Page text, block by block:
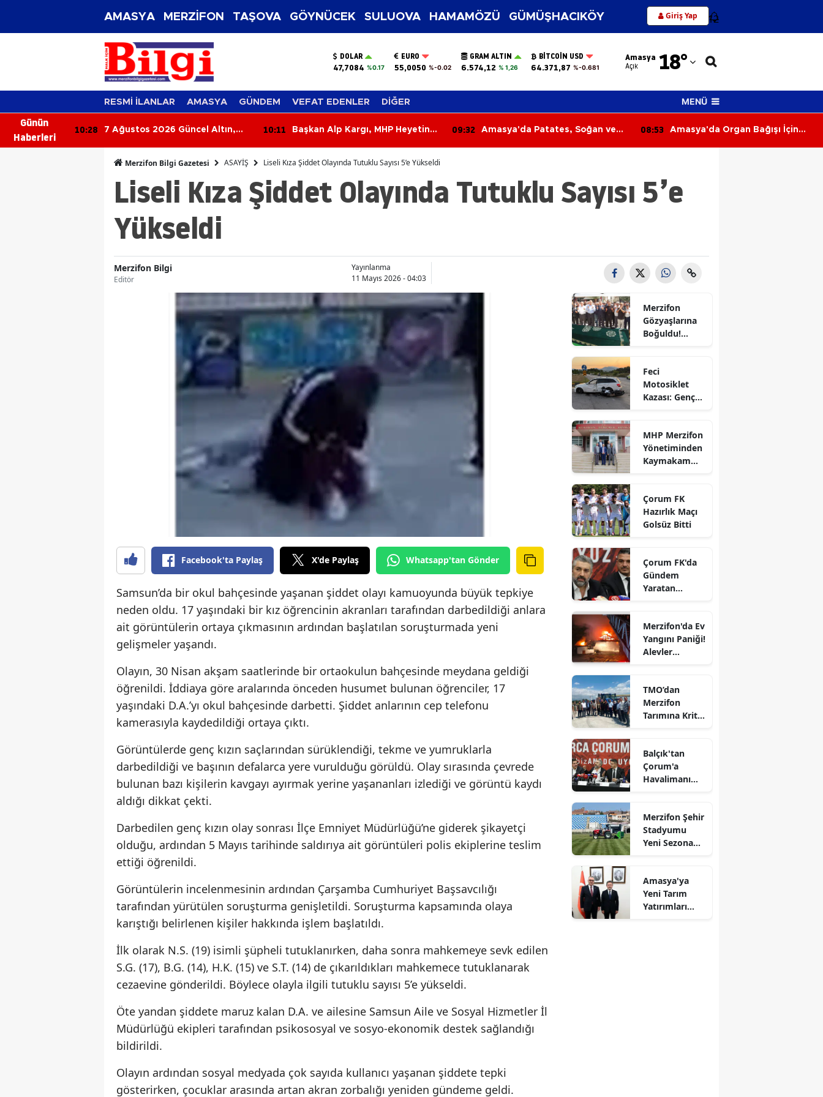
AMASYA MERZİFON TAŞOVA GÖYNÜCEK SULUOVA HAMAMÖZÜ GÜMÜŞHACIKÖY Giriş Yap 12
DOLAR
47,7084 %0.17
EURO
55,0050 %-0.02
GRAM ALTIN
6.574,12 % 1,26
BITCOIN USD
64.371,87 %-0.681
Amasya
Açık 18°
Adana
Adıyaman
Ağrı
Amasya
Antalya
Balıkesir
Bilecik
Bingöl
Bitlis
Burdur
Çanakkale
Çankırı
Denizli
Edirne
Elazığ
Erzurum
Gaziantep
Giresun
Hakkari
Isparta
Mersin
İzmir
RESMİ İLANLAR AMASYA GÜNDEM VEFAT EDENLER DİĞER MENÜ
Günün
Haberleri
ve Güzel
10:28
7 Ağustos 2026 Güncel Altın,
10:11
Başkan Alp Kargı, MHP Heyetine
09:32
Amasya'da Patates, Soğan ve
08:53
Amasya'da Organ Bağışı İçin
Merzifon Bilgi Gazetesi ASAYİŞ Liseli Kıza Şiddet Olayında Tutuklu Sayısı 5’e Yükseldi
Liseli Kıza Şiddet Olayında Tutuklu Sayısı 5’e
Yükseldi
Merzifon Bilgi
Editör
Yayınlanma
11 Mayıs 2026 - 04:03
Facebook'ta Paylaş X'de Paylaş Whatsapp'tan Gönder
Samsun’da bir okul bahçesinde yaşanan şiddet olayı kamuoyunda büyük tepkiye
neden oldu. 17 yaşındaki bir kız öğrencinin akranları tarafından darbedildiği anlara
ait görüntülerin ortaya çıkmasının ardından başlatılan soruşturmada yeni
gelişmeler yaşandı.
Olayın, 30 Nisan akşam saatlerinde bir ortaokulun bahçesinde meydana geldiği
öğrenildi. İddiaya göre aralarında önceden husumet bulunan öğrenciler, 17
yaşındaki D.A.’yı okul bahçesinde darbetti. Şiddet anlarının cep telefonu
kamerasıyla kaydedildiği ortaya çıktı.
Görüntülerde genç kızın saçlarından sürüklendiği, tekme ve yumruklarla
darbedildiği ve başının defalarca yere vurulduğu görüldü. Olay sırasında çevrede
bulunan bazı kişilerin kavgayı ayırmak yerine yaşananları izlediği ve görüntü kaydı
aldığı dikkat çekti.
Darbedilen genç kızın olay sonrası İlçe Emniyet Müdürlüğü’ne giderek şikayetçi
olduğu, ardından 5 Mayıs tarihinde saldırıya ait görüntüleri polis ekiplerine teslim
ettiği öğrenildi.
Görüntülerin incelenmesinin ardından Çarşamba Cumhuriyet Başsavcılığı
tarafından yürütülen soruşturma genişletildi. Soruşturma kapsamında olaya
karıştığı belirlenen kişiler hakkında işlem başlatıldı.
İlk olarak N.S. (19) isimli şüpheli tutuklanırken, daha sonra mahkemeye sevk edilen
S.G. (17), B.G. (14), H.K. (15) ve S.T. (14) de çıkarıldıkları mahkemece tutuklanarak
cezaevine gönderildi. Böylece olayla ilgili tutuklu sayısı 5’e yükseldi.
Öte yandan şiddete maruz kalan D.A. ve ailesine Samsun Aile ve Sosyal Hizmetler İl
Müdürlüğü ekipleri tarafından psikososyal ve sosyo-ekonomik destek sağlandığı
bildirildi.
Olayın ardından sosyal medyada çok sayıda kullanıcı yaşanan şiddete tepki
gösterirken, çocuklar arasında artan akran zorbalığı yeniden gündeme geldi.
Merzifon
Gözyaşlarına
Boğuldu!
Son
Yolculuğuna
Uğurlandı
Feci
Motosiklet
Kazası: Genç
Kaybetti
MHP Merzifon
Yönetiminden
Kaymakam
Ziyaret
Çorum FK
Hazırlık Maçı
Golsüz Bitti
Çorum FK'da
Gündem
Yaratan
Merzifon'da Ev
Yangını Paniği!
Alevler
Alındı
TMO’dan
Merzifon
Tarımına Kritik
Balçık'tan
Çorum'a
Havalimanı
Başladık"
Merzifon Şehir
Stadyumu
Yeni Sezona
Amasya'ya
Yeni Tarım
Yatırımları